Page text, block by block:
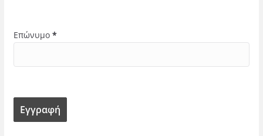
Επώνυμο *